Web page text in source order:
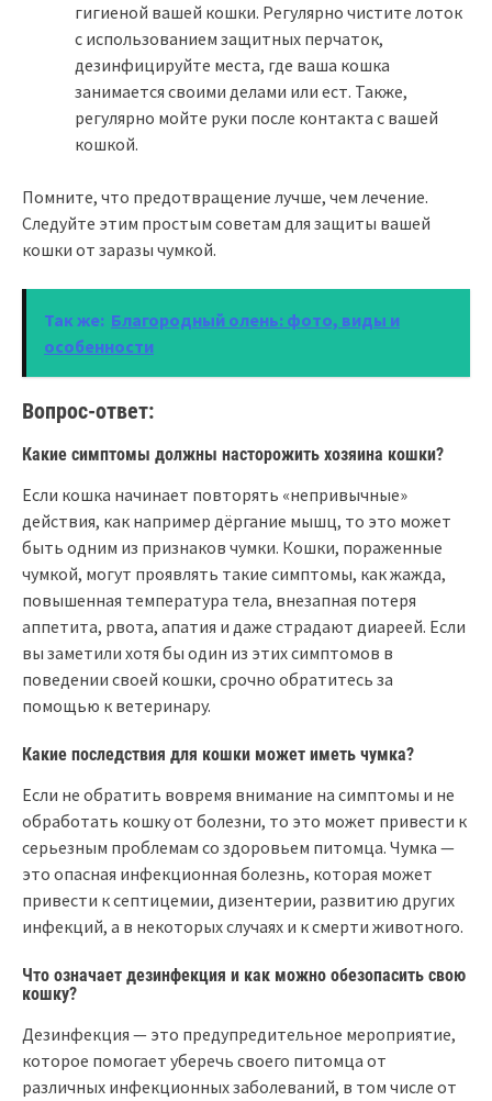
гигиеной вашей кошки. Регулярно чистите лоток
с использованием защитных перчаток,
дезинфицируйте места, где ваша кошка
занимается своими делами или ест. Также,
регулярно мойте руки после контакта с вашей
кошкой.
Помните, что предотвращение лучше, чем лечение.
Следуйте этим простым советам для защиты вашей
кошки от заразы чумкой.
Так же: Благородный олень: фото, виды и
особенности
Вопрос-ответ:
Какие симптомы должны насторожить хозяина кошки?
Если кошка начинает повторять «непривычные»
действия, как например дёргание мышц, то это может
быть одним из признаков чумки. Кошки, пораженные
чумкой, могут проявлять такие симптомы, как жажда,
повышенная температура тела, внезапная потеря
аппетита, рвота, апатия и даже страдают диареей. Если
вы заметили хотя бы один из этих симптомов в
поведении своей кошки, срочно обратитесь за
помощью к ветеринару.
Какие последствия для кошки может иметь чумка?
Если не обратить вовремя внимание на симптомы и не
обработать кошку от болезни, то это может привести к
серьезным проблемам со здоровьем питомца. Чумка —
это опасная инфекционная болезнь, которая может
привести к септицемии, дизентерии, развитию других
инфекций, а в некоторых случаях и к смерти животного.
Что означает дезинфекция и как можно обезопасить свою
кошку?
Дезинфекция — это предупредительное мероприятие,
которое помогает уберечь своего питомца от
различных инфекционных заболеваний, в том числе от